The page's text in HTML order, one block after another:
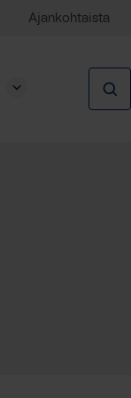
Ajankohtaista